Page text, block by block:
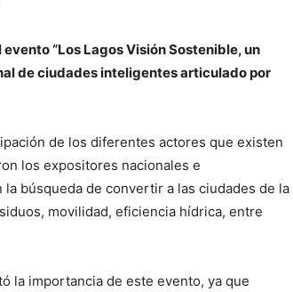
“Los Lagos Visión Sostenible, un
de ciudades inteligentes articulado por
de los diferentes actores que existen
los expositores nacionales e
búsqueda de convertir a las ciudades de la
movilidad, eficiencia hídrica, entre
la importancia de este evento, ya que